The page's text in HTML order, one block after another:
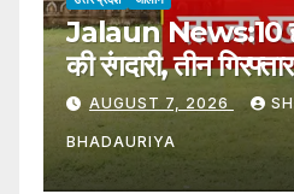
Jalaun News:10
की रंगदारी, तीन
Arrested For
10,000 Per
AUGUST 7, 2026
BHADAURIYA